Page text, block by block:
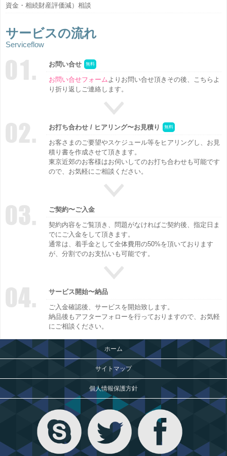
資金・相続財産評価減）相談
サービスの流れ
Serviceflow
お問い合せ 無料
お問い合せフォームよりお問い合せ頂きその後、こちらよ
り折り返しご連絡します。
お打ち合わせ / ヒアリング〜お見積り 無料
お客さまのご要望やスケジュール等をヒアリングし、お見
積り書を作成させて頂きます。
東京近郊のお客様はお伺いしてのお打ち合わせも可能です
ので、お気軽にご相談ください。
ご契約〜ご入金
契約内容をご覧頂き、問題がなければご契約後、指定日ま
でにご入金をして頂きます。
通常は、着手金として全体費用の50%を頂いております
が、分割でのお支払いも可能です。
サービス開始〜納品
ご入金確認後、サービスを開始致します。
納品後もアフターフォローを行っておりますので、お気軽
にご相談ください。
ホーム
サイトマップ
個人情報保護方針